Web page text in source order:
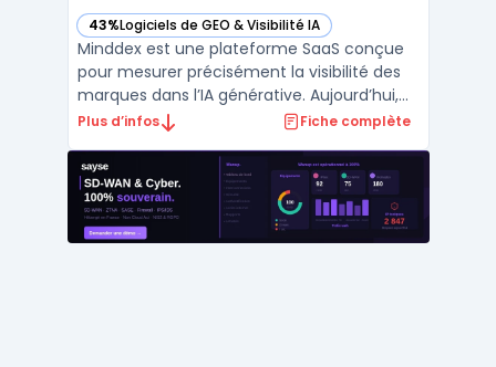
43%Logiciels de GEO & Visibilité IA
— voir Minddex dans cette catégorie
Minddex est une plateforme SaaS conçue
pour mesurer précisément la visibilité des
marques dans l’IA générative. Aujourd’hui,
de nombreuses équipes marketing, e-
problématique de l’exposition des marques
dans les réponses produites par des
modèles d’IA comme ChatGPT, ...
Plus d’infos Fiche complète